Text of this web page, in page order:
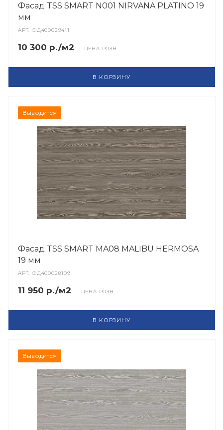
Фасад TSS SMART N001 NIRVANA PLATINO 19
мм
АРТ.ФД400029411
10 300 р./м2 — ЦЕНА РОЗН.
В КОРЗИНУ
Выводится
Фасад TSS SMART MA08 MALIBU HERMOSA
19 мм
АРТ.ФД400028109
11 950 р./м2 — ЦЕНА РОЗН.
В КОРЗИНУ
Выводится